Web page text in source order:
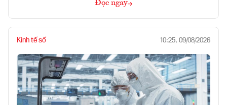
Đọc ngay
Kinh tế số 10:25, 09/08/2026